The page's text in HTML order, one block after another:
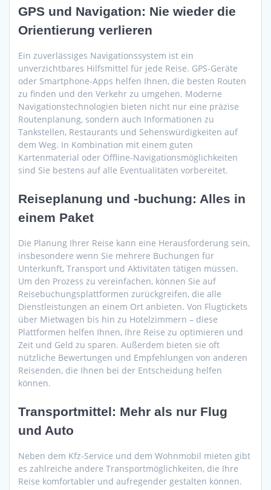
GPS und Navigation: Nie wieder die
Orientierung verlieren
Ein zuverlässiges Navigationssystem ist ein
unverzichtbares Hilfsmittel für jede Reise. GPS-Geräte
oder Smartphone-Apps helfen Ihnen, die besten Routen
zu finden und den Verkehr zu umgehen. Moderne
Navigationstechnologien bieten nicht nur eine präzise
Routenplanung, sondern auch Informationen zu
Tankstellen, Restaurants und Sehenswürdigkeiten auf
dem Weg. In Kombination mit einem guten
Kartenmaterial oder Offline-Navigationsmöglichkeiten
sind Sie bestens auf alle Eventualitäten vorbereitet.
Reiseplanung und -buchung: Alles in
einem Paket
Die Planung Ihrer Reise kann eine Herausforderung sein,
insbesondere wenn Sie mehrere Buchungen für
Unterkunft, Transport und Aktivitäten tätigen müssen.
Um den Prozess zu vereinfachen, können Sie auf
Reisebuchungsplattformen zurückgreifen, die alle
Dienstleistungen an einem Ort anbieten. Von Flugtickets
über Mietwagen bis hin zu Hotelzimmern – diese
Plattformen helfen Ihnen, Ihre Reise zu optimieren und
Zeit und Geld zu sparen. Außerdem bieten sie oft
nützliche Bewertungen und Empfehlungen von anderen
Reisenden, die Ihnen bei der Entscheidung helfen
können.
Transportmittel: Mehr als nur Flug
und Auto
Neben dem Kfz-Service und dem Wohnmobil mieten gibt
es zahlreiche andere Transportmöglichkeiten, die Ihre
Reise komfortabler und aufregender gestalten können.